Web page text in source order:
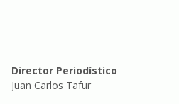
Director Periodístico
Juan Carlos Tafur